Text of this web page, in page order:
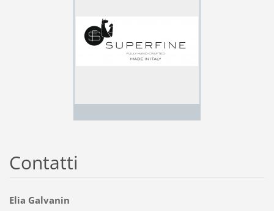
Contatti
Elia Galvanin